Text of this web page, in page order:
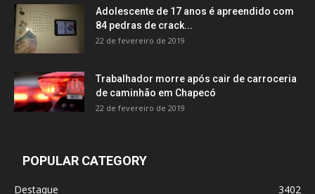
Adolescente de 17 anos é apreendido com
84 pedras de crack...
22 de fevereiro de 2019
Trabalhador morre após cair de carroceria
de caminhão em Chapecó
22 de fevereiro de 2019
POPULAR CATEGORY
Destaque 3402